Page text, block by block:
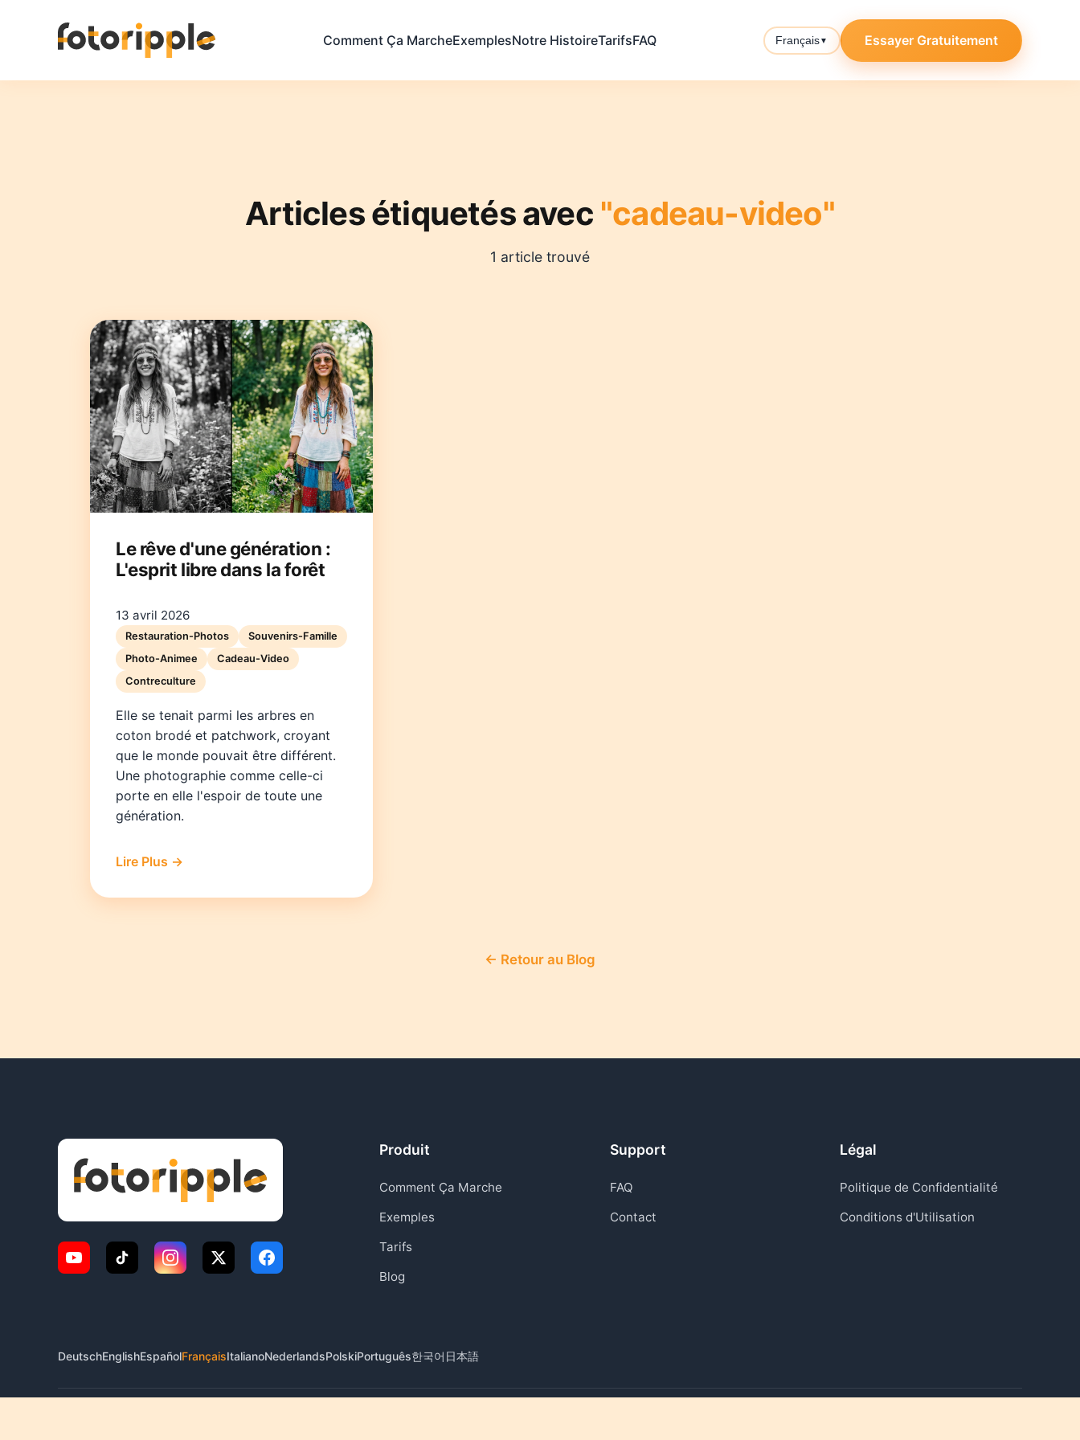
Comment Ça MarcheExemplesNotre HistoireTarifsFAQ Français▼ Essayer Gratuitement
Articles étiquetés avec "cadeau-video"
1 article trouvé
Le rêve d'une génération :
L'esprit libre dans la forêt
13 avril 2026
Restauration-Photos
Souvenirs-Famille
Photo-Animee
Cadeau-Video
Contreculture
Elle se tenait parmi les arbres en
coton brodé et patchwork, croyant
que le monde pouvait être différent.
Une photographie comme celle-ci
porte en elle l'espoir de toute une
génération.
Lire Plus →
← Retour au Blog
Produit
Comment Ça Marche
Exemples
Tarifs
Blog
Support
FAQ
Contact
Légal
Politique de Confidentialité
Conditions d'Utilisation
DeutschEnglishEspañolFrançaisItalianoNederlandsPolskiPortuguês한국어 日本語